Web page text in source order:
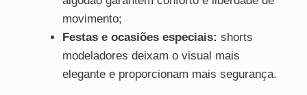
movimento;
Festas e ocasiões especiais: shorts
modeladores deixam o visual mais
elegante e proporcionam mais segurança.